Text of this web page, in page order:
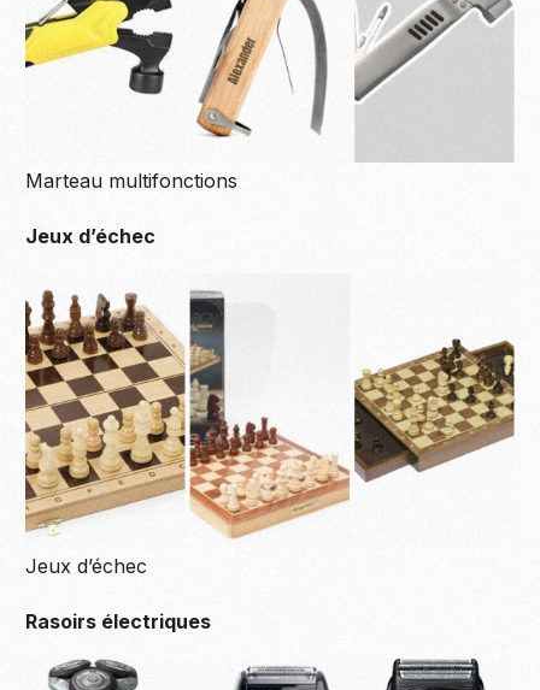
Marteau multifonctions
Jeux d’échec
Jeux d’échec
Rasoirs électriques